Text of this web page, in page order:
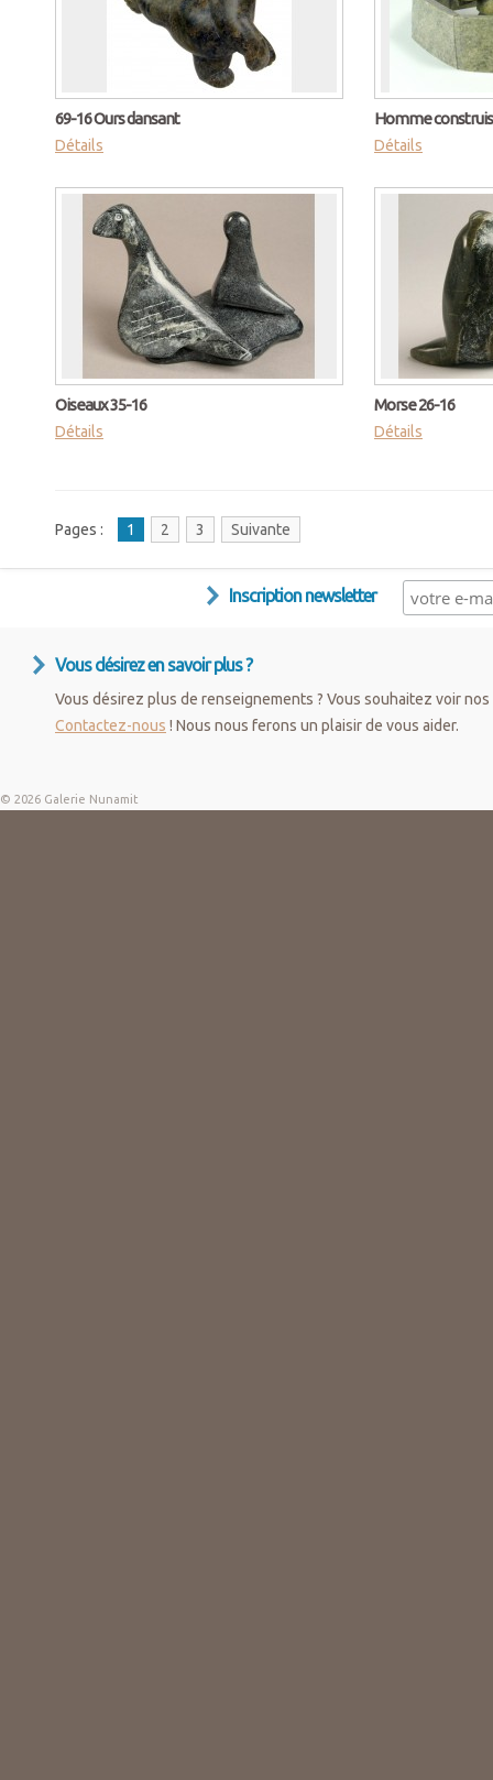
69-16 Ours dansant
Détails
Homme
Détails
Oiseaux 35-16
Détails
Morse 26-16
Détails
Pages : 1 2 3 Suivante
Inscription newsletter
Vous désirez en savoir plus ?
Vous désirez plus de renseignements ? Vous souhaitez voir
Contactez-nous ! Nous nous ferons un plaisir de vous aider.
© 2026 Galerie Nunamit